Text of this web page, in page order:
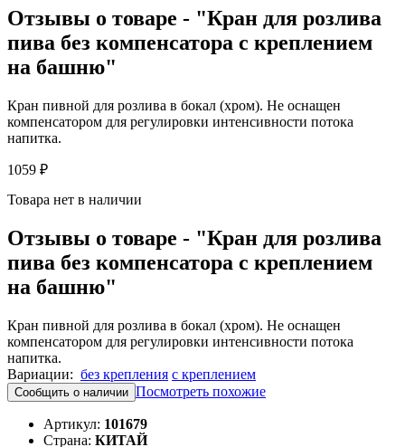
Отзывы о товаре - "Кран для розлива
пива без компенсатора с креплением
на башню"
Кран пивной для розлива в бокал (хром). Не оснащен
компенсатором для регулировки интенсивности потока
напитка.
1059 ₽
Товара нет в наличии
Отзывы о товаре - "Кран для розлива
пива без компенсатора с креплением
на башню"
Кран пивной для розлива в бокал (хром). Не оснащен
компенсатором для регулировки интенсивности потока
напитка.
Вариации: без крепления с креплением
Сообщить о наличии Посмотреть похожие
Артикул: 101679
Страна: КИТАЙ